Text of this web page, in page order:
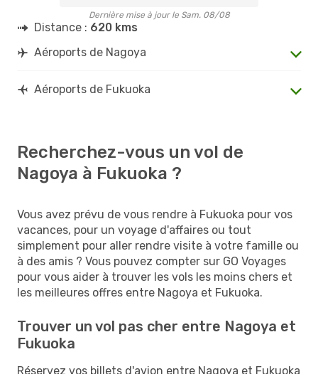
Dernière mise à jour le Sam. 08/08
Distance : 620 kms
Aéroports de Nagoya
Aéroports de Fukuoka
Recherchez-vous un vol de
Nagoya à Fukuoka ?
Vous avez prévu de vous rendre à Fukuoka pour vos
vacances, pour un voyage d'affaires ou tout
simplement pour aller rendre visite à votre famille ou
à des amis ? Vous pouvez compter sur GO Voyages
pour vous aider à trouver les vols les moins chers et
les meilleures offres entre Nagoya et Fukuoka.
Trouver un vol pas cher entre Nagoya et
Fukuoka
Réservez vos billets d'avion entre Nagoya et Fukuoka